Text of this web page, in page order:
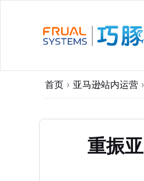
首页 › 亚马逊站内运营 ›
重振